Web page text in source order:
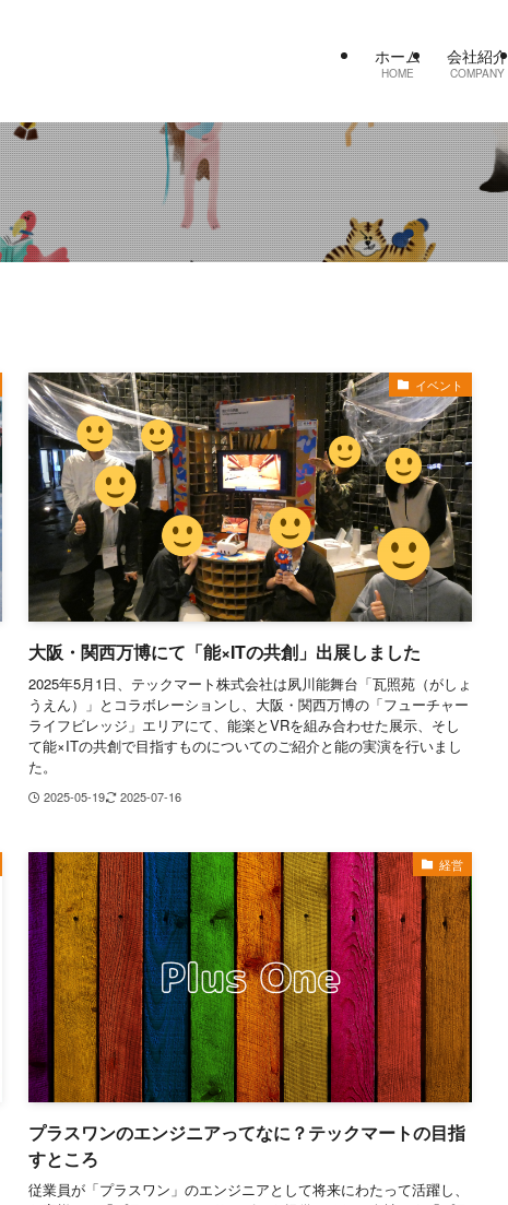
ホーム
HOME
会社紹介
COMPANY
イベント
大阪・関西万博にて「能×ITの共創」出展しました
2025年5月1日、テックマート株式会社は夙川能舞台「瓦照苑（がしょ
うえん）」とコラボレーションし、大阪・関西万博の「フューチャー
ライフビレッジ」エリアにて、能楽とVRを組み合わせた展示、そし
て能×ITの共創で目指すものについてのご紹介と能の実演を行いまし
た。
2025-05-19 2025-07-16
経営
プラスワンのエンジニアってなに？テックマートの目指
すところ
従業員が「プラスワン」のエンジニアとして将来にわたって活躍し、